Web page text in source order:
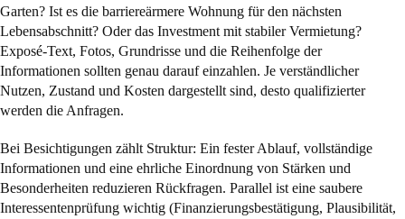
Garten? Ist es die barriereärmere Wohnung für den nächsten
Lebensabschnitt? Oder das Investment mit stabiler Vermietung?
Exposé-Text, Fotos, Grundrisse und die Reihenfolge der
Informationen sollten genau darauf einzahlen. Je verständlicher
Nutzen, Zustand und Kosten dargestellt sind, desto qualifizierter
werden die Anfragen.
Bei Besichtigungen zählt Struktur: Ein fester Ablauf, vollständige
Informationen und eine ehrliche Einordnung von Stärken und
Besonderheiten reduzieren Rückfragen. Parallel ist eine saubere
Interessentenprüfung wichtig (Finanzierungsbestätigung, Plausibilität,